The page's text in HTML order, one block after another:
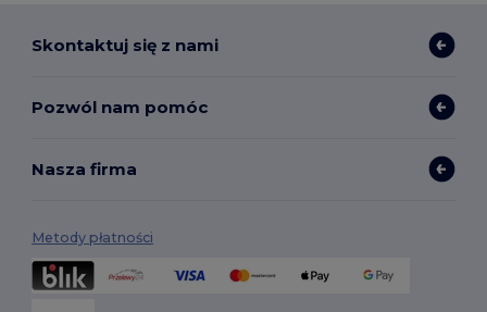
Skontaktuj się z nami
Pozwól nam pomóc
Nasza firma
Metody płatności